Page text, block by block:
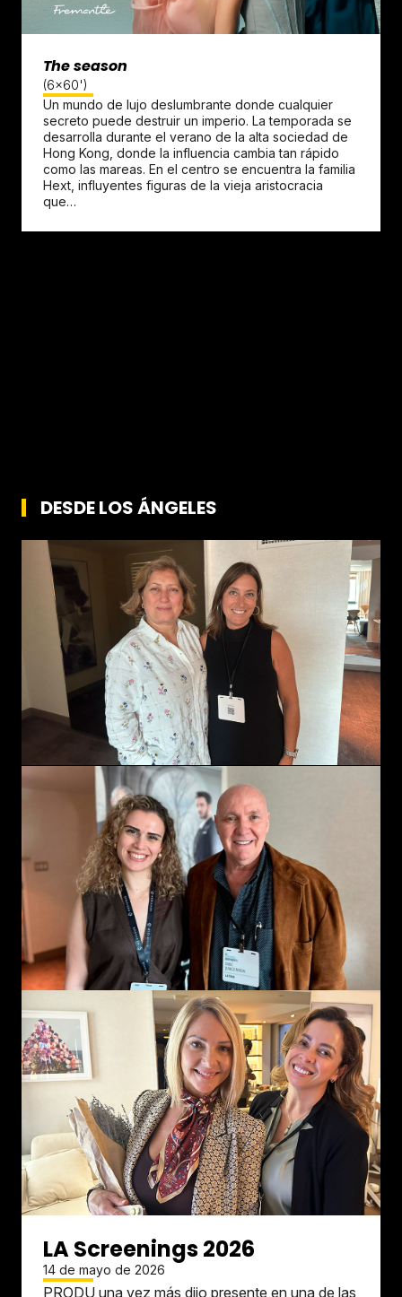
The season
(6x60')
Un mundo de lujo deslumbrante donde cualquier
secreto puede destruir un imperio. La temporada se
desarrolla durante el verano de la alta sociedad de
Hong Kong, donde la influencia cambia tan rápido
como las mareas. En el centro se encuentra la familia
Hext, influyentes figuras de la vieja aristocracia
que…
DESDE LOS ÁNGELES
LA Screenings 2026
14 de mayo de 2026
PRODU una vez más dijo presente en una de las